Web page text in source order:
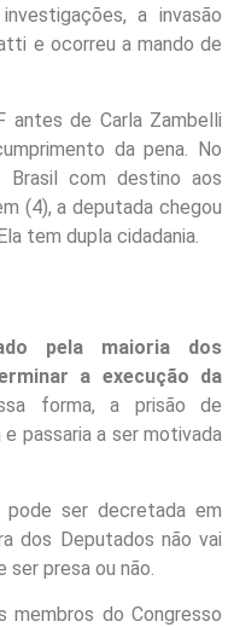
a invasão
e ocorreu a mando de
de Carla Zambelli
da pena. No
Brasil com destino aos
(4), a deputada chegou
tem dupla cidadania.
pela maioria dos
a execução da
forma, a prisão de
passaria a ser motivada
ser decretada em
dos Deputados não vai
presa ou não.
membros do Congresso